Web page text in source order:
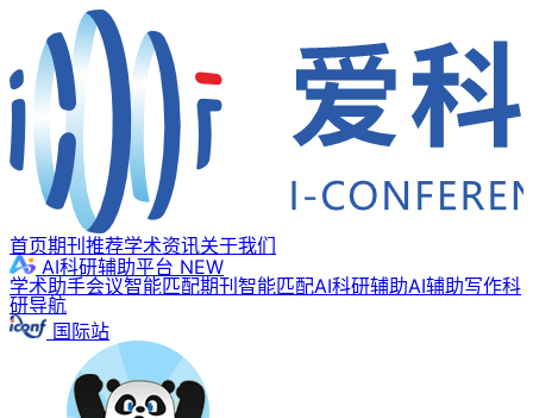
首页期刊推荐学术资讯关于我们
AI科研辅助平台 NEW
学术助手会议智能匹配期刊智能匹配AI科研辅助AI辅助写作科
研导航
国际站